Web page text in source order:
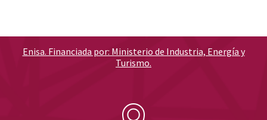
Enisa. Financiada por: Ministerio de Industria, Energía y
Turismo.